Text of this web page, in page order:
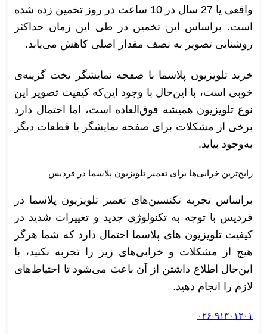
واقعی یا 27 سال در 10 ساعت در روز تخمین زده شده
است. براساس این تخمین در طی این زمان حداکثر
روشنایی تصویر به نصف مقدار اصلی کاهش می‌یابد.
خرید تلویزیون پلاسما با صفحه نمایشگر تخت گزینه‌ی
خوبی است، با این‌حال با وجود این‌که کیفیت تصویر این
نوع تلویزیون همیشه فوق‌العاده است، اما احتمال دارد
برخی از مشکلات برای صفحه نمایشگر یا قطعات دیگر
به‌وجود بیاید.
رایج‌ترین خرابی‌ها برای تعمیر تلویزیون پلاسما در فردیس
براساس تجربه تکنسین‌های تعمیر تلویزیون پلاسما در
فردیس با توجه به تکنولوژی جدید و تغییرات شدید در
کیفیت تلویزیون های پلاسما احتمال دارد که شما هرگر
هیچ از مشکلات و خرابی‌های زیر را تجربه نکنید، با
این‎‌حال اطلاع داشتن از آن‌ باعث می‌شود تا احتیاط‌های
لازم را انجام دهید.
۰۲۶-۹۱۳۰۱۳۰۱